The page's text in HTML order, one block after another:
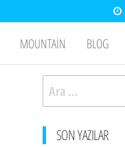
MOUNTAIN BLOG
Arama:
SON YAZILAR